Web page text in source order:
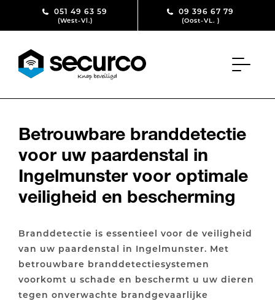
Skip to content051 49 63 59
(West-Vl.)
09 396 67 79
(Oost-VL. )
Betrouwbare branddetectie
voor uw paardenstal in
Ingelmunster voor optimale
veiligheid en bescherming
Branddetectie is essentieel voor de veiligheid
van uw paardenstal in Ingelmunster. Met
betrouwbare branddetectiesystemen
voorkomt u schade en beschermt u uw dieren
tegen onverwachte brandgevaarlijke